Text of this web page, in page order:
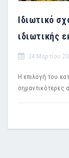
Ιδιωτικό
ιδιωτικής
24 Μαρτίου
Η επιλογή του
σημαντικότερες